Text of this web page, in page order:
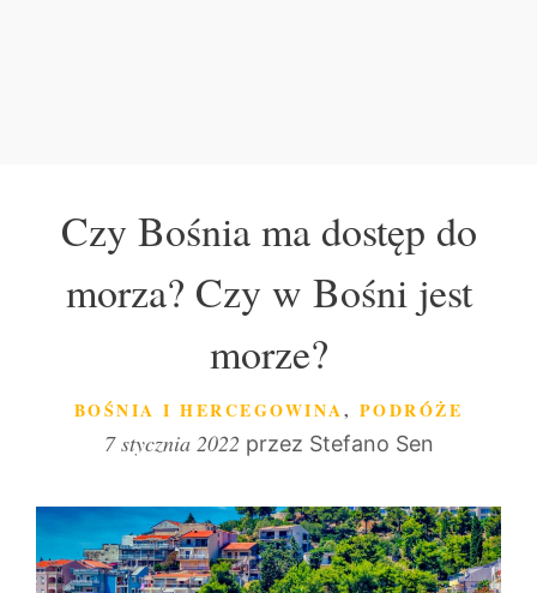
Czy Bośnia ma dostęp do
morza? Czy w Bośni jest
morze?
KATEGORIE
BOŚNIA I HERCEGOWINA, PODRÓŻE
7 stycznia 2022 przez Stefano Sen